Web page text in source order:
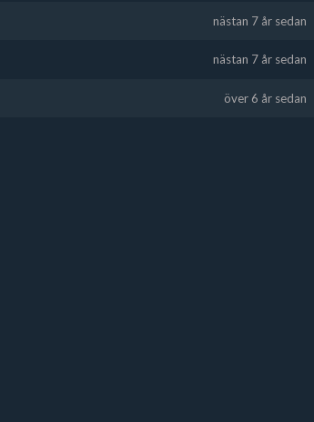
nästan 7 år sedan
nästan 7 år sedan
över 6 år sedan